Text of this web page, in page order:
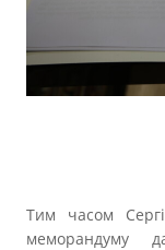
Тим часом
меморандуму